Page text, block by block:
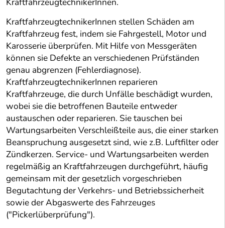
KraftfahrzeugtechnikerInnen.
KraftfahrzeugtechnikerInnen stellen Schäden am
Kraftfahrzeug fest, indem sie Fahrgestell, Motor und
Karosserie überprüfen. Mit Hilfe von Messgeräten
können sie Defekte an verschiedenen Prüfständen
genau abgrenzen (Fehlerdiagnose).
KraftfahrzeugtechnikerInnen reparieren
Kraftfahrzeuge, die durch Unfälle beschädigt wurden,
wobei sie die betroffenen Bauteile entweder
austauschen oder reparieren. Sie tauschen bei
Wartungsarbeiten Verschleißteile aus, die einer starken
Beanspruchung ausgesetzt sind, wie z.B. Luftfilter oder
Zündkerzen. Service- und Wartungsarbeiten werden
regelmäßig an Kraftfahrzeugen durchgeführt, häufig
gemeinsam mit der gesetzlich vorgeschrieben
Begutachtung der Verkehrs- und Betriebssicherheit
sowie der Abgaswerte des Fahrzeuges
("Pickerlüberprüfung").